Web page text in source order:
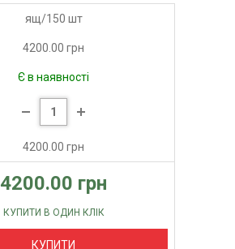
ящ/150 шт
4200.00 грн
Є в наявності
4200.00 грн
4200.00 грн
КУПИТИ В ОДИН КЛІК
КУПИТИ